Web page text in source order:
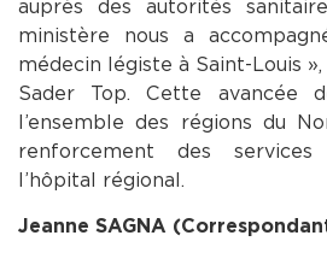
auprès des autorités
ministère nous a
médecin légiste à Saint-Louis
Sader Top. Cette avancée
l’ensemble des régions du
renforcement des services
l’hôpital régional.
Jeanne SAGNA